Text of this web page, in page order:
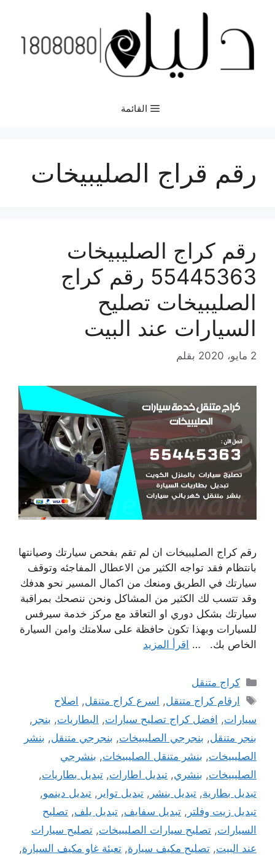
المحتوى
القائمة
رقم قراج الصليبيخات
رقم كراج الصليبيخات
55445363 رقم كراج
الصليبيخات تصليح
السيارات عند البيت
2 مايو، 2020 بقلم
رقم كراج الصليبيخات ان لم تقم بفحص سيارتك وصيانتها
بانتظام فقد تواجه الكثير من الاعطال المفاجئه وتوقف
سيارتك في الطريق ومنعك من اكمال المسير نحو هدفك
وقد تتسب لك الكثير من المشاكل ونحن ننصحك بمراقبة
سيارتك بشكل دوري او التعاقد مع مركز خدمة سيرفس
للسيارات وبهذا تكون حافظة على سلامتك وامن السيارة
الخاص بك. … اقرأ المزيد
التصنيفات
كراج متنقل
الوسوم
ارقام كراج متنقل, اسرع كراج متنقل, اصلاح
سيارات, افضل كراج تصليح سيارات, البطاريات, بنجر ,
بنجر متنقل, بنجرجي الصليبيخات, بنجرجي متنقل, بنشر
الصليبيخات, بنشر متنقل الصليبيخات, بنشرجي
الصليبيخات, بنشري, تبديل اطارات, تبديل بطاريات,
تبديل بطارية, تبديل بنشر , تبديل تواير , تبديل دينمو,
تبديل زيت وفلتر , تبديل سفايف, تبديل يلف, تصليح
السيارات, تصليح سيارات الصليبيخات, تصليح سيارات
عند البيت, تصليح مكيف سيارة, تعبئة غاو مكيف السيارة,